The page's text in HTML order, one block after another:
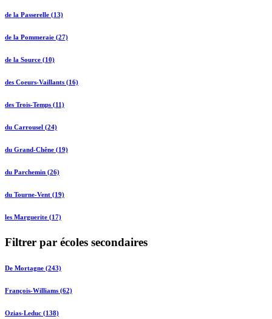
de la Passerelle (13)
de la Pommeraie (27)
de la Source (10)
des Coeurs-Vaillants (16)
des Trois-Temps (11)
du Carrousel (24)
du Grand-Chêne (19)
du Parchemin (26)
du Tourne-Vent (19)
les Marguerite (17)
Filtrer par écoles secondaires
De Mortagne (243)
François-Williams (62)
Ozias-Leduc (138)